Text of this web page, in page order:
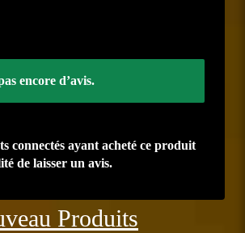
encore d’avis.
connectés ayant acheté ce produit
de laisser un avis.
Produits